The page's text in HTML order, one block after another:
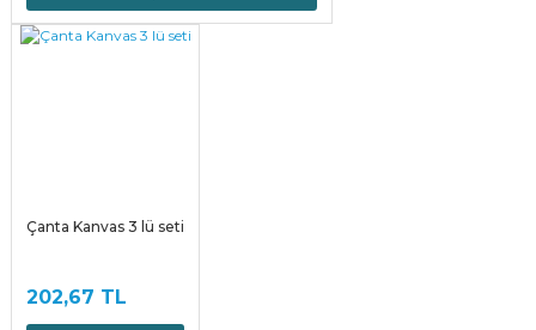
Çanta Kanvas 3 lü seti
202,67 TL